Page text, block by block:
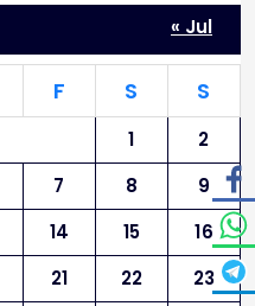
F S S
1
2
7 8
9
14 15
16
21 22
23
« Jul